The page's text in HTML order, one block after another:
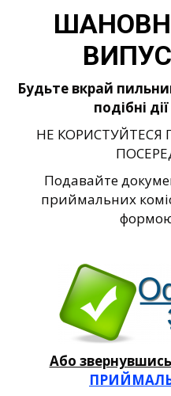
Будьте вкрай
подібні
НЕ КОРИСТУЙТЕСЯ
Подавайте
приймальних
Або